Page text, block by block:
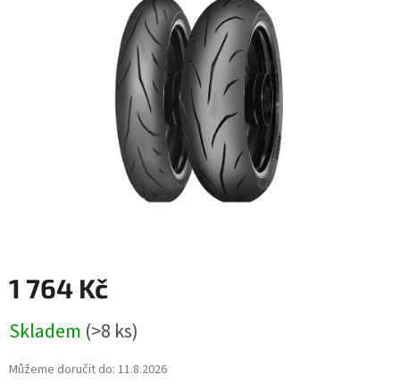
1 764 Kč
cena:
Skladem (>8 ks)
Můžeme doručit do: 11.8.2026